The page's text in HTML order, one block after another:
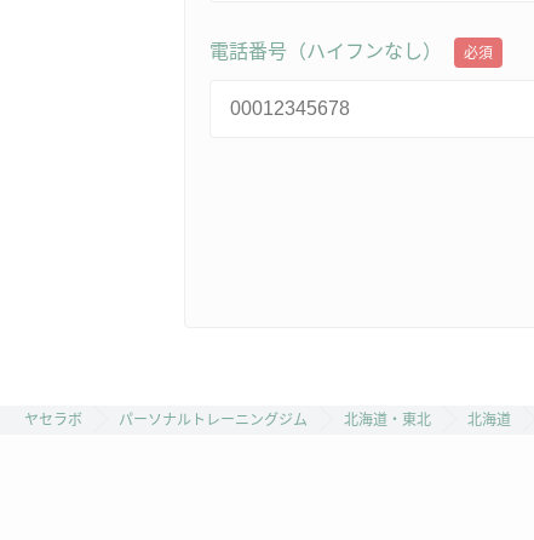
電話番号（ハイフンなし） 必須
ヤセラボ パーソナルトレーニングジム 北海道・東北 北海道